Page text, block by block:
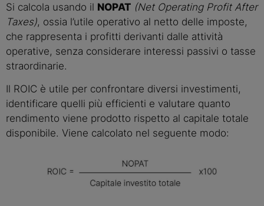
Si calcola usando il NOPAT (Net Operating Profit After
Taxes), ossia l’utile operativo al netto delle imposte,
che rappresenta i profitti derivanti dalle attività
operative, senza considerare interessi passivi o tasse
straordinarie.
Il ROIC è utile per confrontare diversi investimenti,
identificare quelli più efficienti e valutare quanto
rendimento viene prodotto rispetto al capitale totale
disponibile. Viene calcolato nel seguente modo: